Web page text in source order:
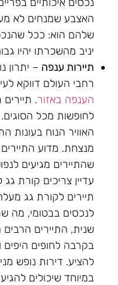
האצבע שמנחים לא
שלהם הוא: ככל
יניב מהשכרתו יהיו
תיירות ענפה– יתרון
רחבי העולם דווקא
הענפה באזור. תיירים
לחופשות מכל
האוויר הנוח בעונות
מנצחת. מדוע
שהתיירים מגיעים
עדיין צריכים קורת גג
תיירים לקורת גג
לנכסים בבטומי, מה
שנית, התיירים
בקרבה לחופים היפים
להציע. דירות נופש